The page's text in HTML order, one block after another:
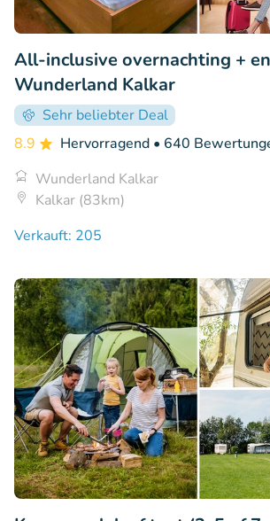
All-inclusive overnachting +
Wunderland Kalkar
Sehr beliebter Deal
8.9
Hervorragend • 640
Wunderland Kalkar
Kalkar (83km)
Verkauft: 205